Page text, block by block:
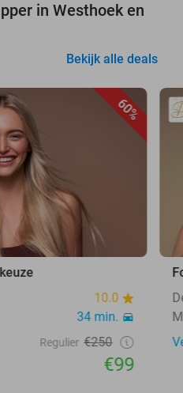
in Westhoek en
Bekijk alle deals
60%
10.0
34 min.
Regulier €250
€99